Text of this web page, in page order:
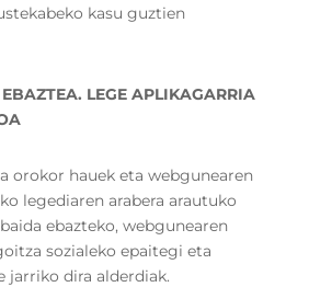
kasu guztien
LEGE APLIKAGARRIA
orokor hauek eta webgunearen
legediaren arabera arautuko
ebazteko, webgunearen
sozialeko epaitegi eta
jarriko dira alderdiak.